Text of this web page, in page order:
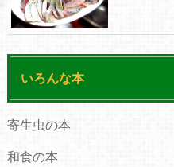
いろんな本
寄生虫の本
和食の本